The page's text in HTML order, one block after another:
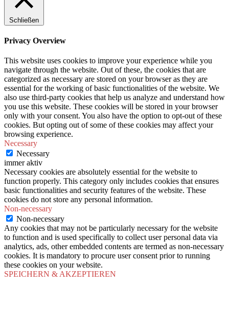
Schließen
Privacy Overview
This website uses cookies to improve your experience while you
navigate through the website. Out of these, the cookies that are
categorized as necessary are stored on your browser as they are
essential for the working of basic functionalities of the website. We
also use third-party cookies that help us analyze and understand how
you use this website. These cookies will be stored in your browser
only with your consent. You also have the option to opt-out of these
cookies. But opting out of some of these cookies may affect your
browsing experience.
Necessary
Necessary
immer aktiv
Necessary cookies are absolutely essential for the website to
function properly. This category only includes cookies that ensures
basic functionalities and security features of the website. These
cookies do not store any personal information.
Non-necessary
Non-necessary
Any cookies that may not be particularly necessary for the website
to function and is used specifically to collect user personal data via
analytics, ads, other embedded contents are termed as non-necessary
cookies. It is mandatory to procure user consent prior to running
these cookies on your website.
SPEICHERN & AKZEPTIEREN